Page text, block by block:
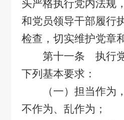
头严格执行党内法规
和党员领导干部履行
检查，切实维护党章
第十一条 执行党
下列基本要求：
（一）担当作为，
不作为、乱作为；